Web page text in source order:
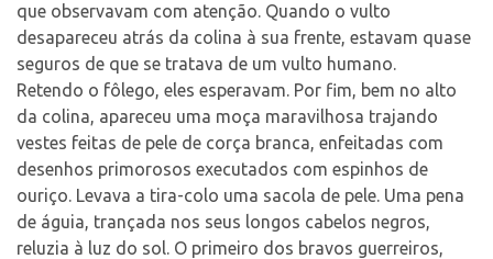
que observavam com atenção. Quando o vulto
desapareceu atrás da colina à sua frente, estavam quase
seguros de que se tratava de um vulto humano.
Retendo o fôlego, eles esperavam. Por fim, bem no alto
da colina, apareceu uma moça maravilhosa trajando
vestes feitas de pele de corça branca, enfeitadas com
desenhos primorosos executados com espinhos de
ouriço. Levava a tira-colo uma sacola de pele. Uma pena
de águia, trançada nos seus longos cabelos negros,
reluzia à luz do sol. O primeiro dos bravos guerreiros,